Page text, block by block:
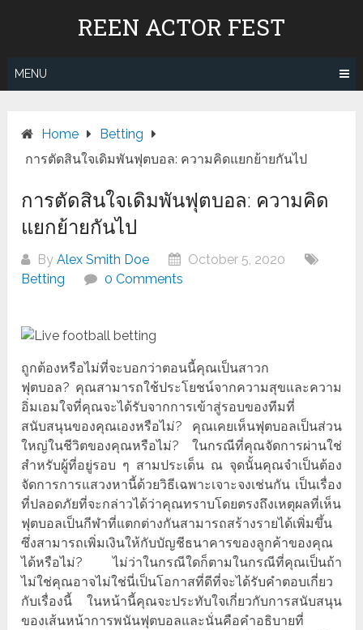
REEN ACTOR FEST
MENU
Home
Betting
การตัดสินใจเดิมพันฟุตบอล: ความคิดแยกย้ายกันไป
การตัดสินใจเดิมพันฟุตบอล: ความคิด
แยกย้ายกันไป
ByAlex Smith Doe
October 5, 2020
Betting
0 Comments
ถูกต้องหรือไม่ที่จะบอกว่าตอนนี้คุณเป็นสาวก
ฟุตบอล? คุณสามารถใช้ประโยชน์จากความสุขและความ
อิ่มเอมใจที่คุณจะได้รับจากการเข้าสู่รอบของทีมที่
สนับสนุนของคุณเองหรือไม่? คุณเคยเห็นฟุตบอลเป็นส่วน
ใหญ่ในชีวิตของคุณหรือไม่? ในกรณีที่คุณจัดการผ่านใช่
สำหรับผู้ที่อยู่รอบ ๆ สามประเด็น ณ จุดนั้นคุณจำเป็นต้อง
จัดการการแสวงหานี้ด้วยวิธีเฉพาะเจาะจงเช่นกัน เป็นเรื่อง
ที่ปลอดภัยที่จะกล่าวได้ว่าคุณทราบโดยตรงถึงเหตุผลที่เห็น
ฟุตบอลเป็นกีฬาที่แตกต่างกันสามารถสร้างรายได้เพิ่มขึ้น
ซึ่งสามารถเพิ่มเงินให้กับบัญชีธนาคารของลูกค้าของคุณ
ได้หรือไม่? ไม่ว่าในกรณีใดก็ตามในกรณีที่คุณเป็นถ้า
ไม่ใช่คุณอาจไม่ใช่นี่เป็นโอกาสที่ดีที่จะได้รับคำตอบเกี่ยว
กับเรื่องนี้ ในหน้านี้คุณจะประทับใจเกี่ยวกับการสนับสนุน
ของเส้นหน้าการพนันฟุตบอลและนั่นคือคำอธิบายที่